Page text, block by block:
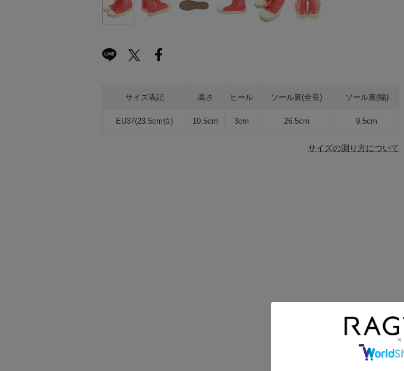
サイズ表記 高さ ヒール ソール裏(全長) ソール裏(幅)
EU37(23.5cm位) 10.5cm 3cm 26.5cm 9.5cm
サイズの測り方について